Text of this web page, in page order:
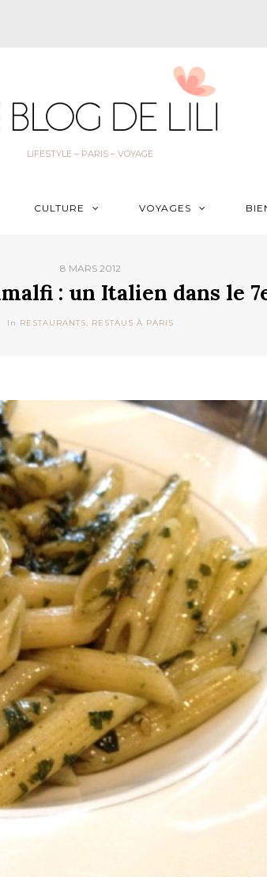
LIFESTYLE – PARIS – VOYAGE
CULTURE VOYAGES
8 MARS 2012
: un Italien dans le
In RESTAURANTS, RESTAUS À PARIS